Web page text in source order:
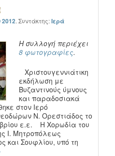
.Συντάκτης:Ιερά
Η συλλογή περιέχει
8 φωτογραφίες.
Χριστουγεννιάτικη
εκδήλωση με
Βυζαντινούς ύμνους
και παραδοσιακά
στον Ιερό
Ν. Ορεστιάδος το
ε.ε. Η Χορωδία του
Ι. Μητροπόλεως
και Σουφλίου, υπό τη